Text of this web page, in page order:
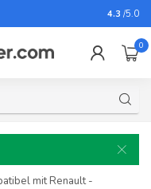
Für fast
4.3 /5.0
0
mit Renault -